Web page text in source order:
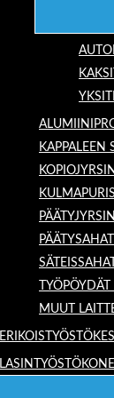
KAPPALEEN
PÄÄTYSAHAT
SÄTEISSAHAT
MUUT